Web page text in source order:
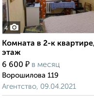
4
Комната в 2-к
этаж
6 600 ₽ в месяц
Ворошилова 119
Агентство, 09.04.2021